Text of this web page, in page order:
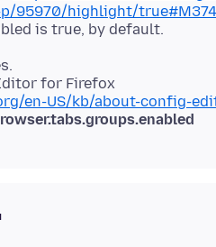
95970/highlight/
en-US/kb/about-config-